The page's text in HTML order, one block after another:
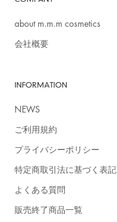
＞詳細はこちら
about m.m.m cosmetics
会社概要
INFORMATION
NEWS
ご利用規約
プライバシーポリシー
特定商取引法に基づく表記
よくある質問
販売終了商品一覧